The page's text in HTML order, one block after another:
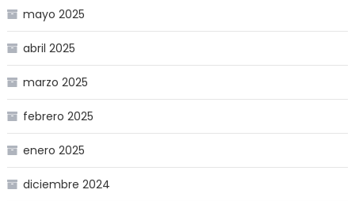
mayo 2025
abril 2025
marzo 2025
febrero 2025
enero 2025
diciembre 2024